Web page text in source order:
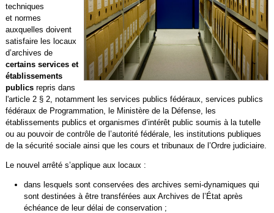
techniques
et normes
auxquelles doivent
satisfaire les locaux
d’archives de
certains services et
établissements
publicsrepris dans
l'article 2 § 2, notamment les services publics fédéraux, services publics
fédéraux de Programmation, le Ministère de la Défense, les
établissements publics et organismes d’intérêt public soumis à la tutelle
ou au pouvoir de contrôle de l’autorité fédérale, les institutions publiques
de la sécurité sociale ainsi que les cours et tribunaux de l’Ordre judiciaire.
Le nouvel arrêté s’applique aux locaux :
dans lesquels sont conservées des archives semi-dynamiques qui
sont destinées à être transférées aux Archives de l’État après
échéance de leur délai de conservation ;